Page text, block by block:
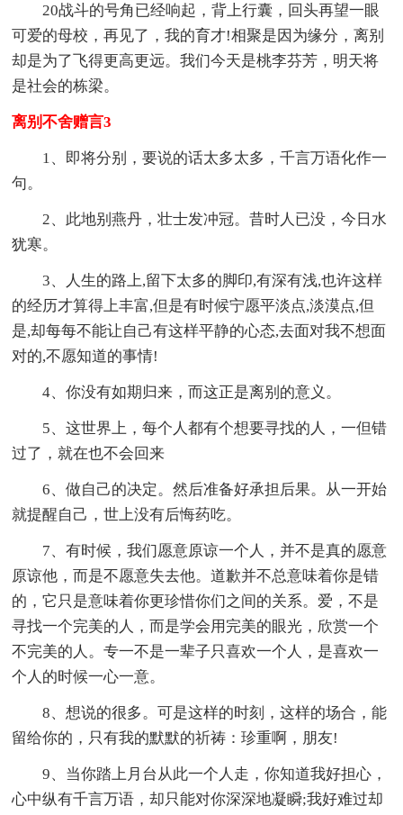
20战斗的号角已经响起，背上行囊，回头再望一眼
可爱的母校，再见了，我的育才!相聚是因为缘分，离别
却是为了飞得更高更远。我们今天是桃李芬芳，明天将
是社会的栋梁。
离别不舍赠言3
1、即将分别，要说的话太多太多，千言万语化作一
句。
2、此地别燕丹，壮士发冲冠。昔时人已没，今日水
犹寒。
3、人生的路上,留下太多的脚印,有深有浅,也许这样
的经历才算得上丰富,但是有时候宁愿平淡点,淡漠点,但
是,却每每不能让自己有这样平静的心态,去面对我不想面
对的,不愿知道的事情!
4、你没有如期归来，而这正是离别的意义。
5、这世界上，每个人都有个想要寻找的人，一但错
过了，就在也不会回来
6、做自己的决定。然后准备好承担后果。从一开始
就提醒自己，世上没有后悔药吃。
7、有时候，我们愿意原谅一个人，并不是真的愿意
原谅他，而是不愿意失去他。道歉并不总意味着你是错
的，它只是意味着你更珍惜你们之间的关系。爱，不是
寻找一个完美的人，而是学会用完美的眼光，欣赏一个
不完美的人。专一不是一辈子只喜欢一个人，是喜欢一
个人的时候一心一意。
8、想说的很多。可是这样的时刻，这样的场合，能
留给你的，只有我的默默的祈祷：珍重啊，朋友!
9、当你踏上月台从此一个人走，你知道我好担心，
心中纵有千言万语，却只能对你深深地凝瞬;我好难过却